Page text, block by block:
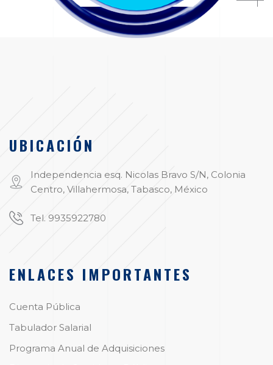
UBICACIÓN
Independencia esq. Nicolas Bravo S/N, Colonia
Centro, Villahermosa, Tabasco, México
Tel. 9935922780
ENLACES IMPORTANTES
Cuenta Pública
Tabulador Salarial
Programa Anual de Adquisiciones